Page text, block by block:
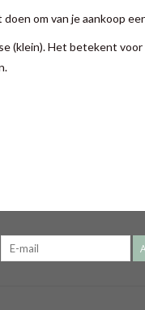
om van je aankoop
(klein). Het betekent